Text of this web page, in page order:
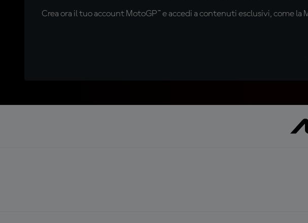
Crea ora il tuo account MotoGP™ e accedi a contenuti esclusivi, come